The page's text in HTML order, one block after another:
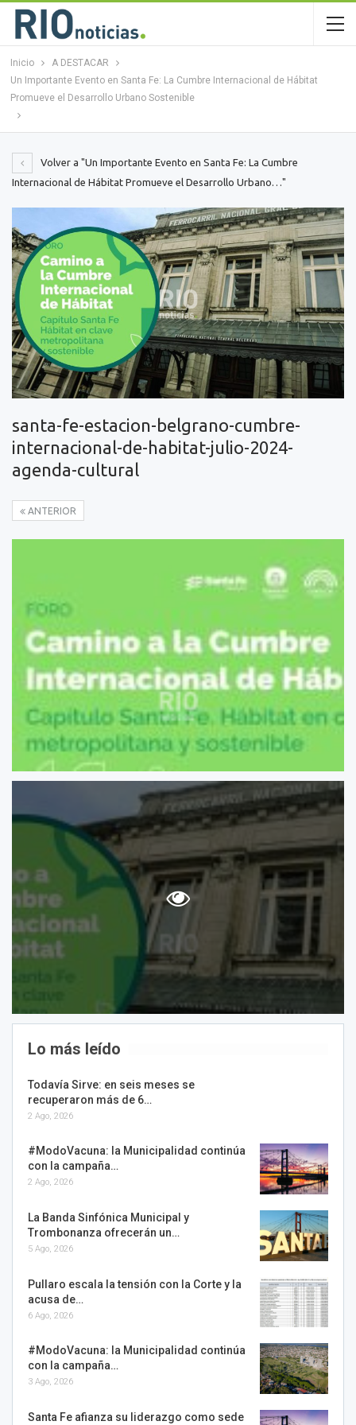
Inicio
A DESTACAR
Un Importante Evento en Santa Fe: La Cumbre Internacional de Hábitat
Promueve el Desarrollo Urbano Sostenible
Volver a "Un Importante Evento en Santa Fe: La Cumbre
Internacional de Hábitat Promueve el Desarrollo Urbano…"
santa-fe-estacion-belgrano-cumbre-
internacional-de-habitat-julio-2024-
agenda-cultural
ANTERIOR
Lo más leído
Todavía Sirve: en seis meses se
recuperaron más de 6…
2 Ago, 2026
#ModoVacuna: la Municipalidad continúa
con la campaña…
2 Ago, 2026
La Banda Sinfónica Municipal y
Trombonanza ofrecerán un…
5 Ago, 2026
Pullaro escala la tensión con la Corte y la
acusa de…
6 Ago, 2026
#ModoVacuna: la Municipalidad continúa
con la campaña…
3 Ago, 2026
Santa Fe afianza su liderazgo como sede